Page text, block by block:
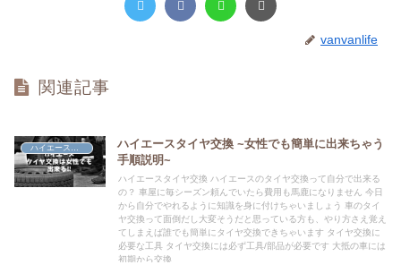
vanvanlife
関連記事
ハイエースDIY
ハイエースタイヤ交換 ~女性でも簡単に出来ちゃう
手順説明~
ハイエースタイヤ交換 ハイエースのタイヤ交換って自分で出来る
の？ 車屋に毎シーズン頼んでいたら費用も馬鹿になりません 今日
から自分でやれるように知識を身に付けちゃいましょう 車のタイ
ヤ交換って面倒だし大変そうだと思っている方も、やり方さえ覚え
てしまえば誰でも簡単にタイヤ交換できちゃいます タイヤ交換に
必要な工具 タイヤ交換には必ず工具/部品が必要です 大抵の車には
初期から交換